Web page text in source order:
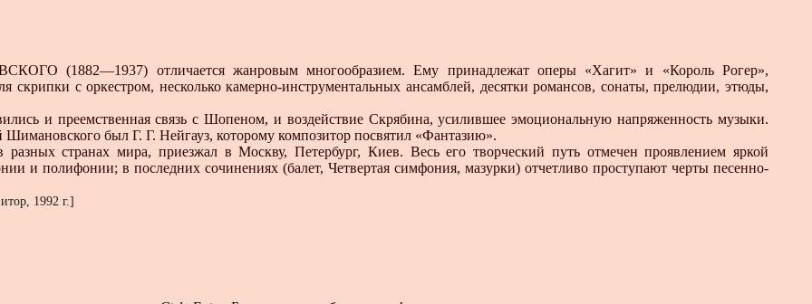
(1882—1937) отличается жанровым многообразием. Ему принадлежат оперы «Хагит» и «Король Рогер»,
скрипки с оркестром, несколько камерно-инструментальных ансамблей, десятки романсов, сонаты, прелюдии, этюды,
и преемственная связь с Шопеном, и воздействие Скрябина, усилившее эмоциональную напряженность музыки.
был Г. Г. Нейгауз, которому композитор посвятил «Фантазию».
странах мира, приезжал в Москву, Петербург, Киев. Весь его творческий путь отмечен проявлением яркой
и полифонии; в последних сочинениях (балет, Четвертая симфония, мазурки) отчетливо проступают черты песенно-
1992 г.]